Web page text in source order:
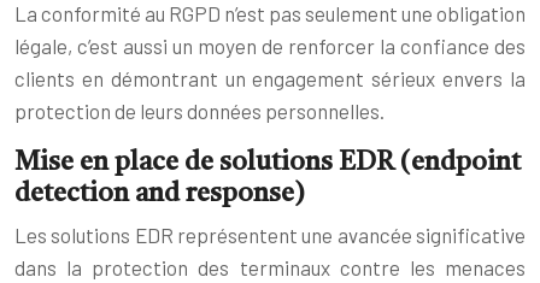
La conformité au RGPD n’est pas seulement une obligation
légale, c’est aussi un moyen de renforcer la confiance des
clients en démontrant un engagement sérieux envers la
protection de leurs données personnelles.
Mise en place de solutions EDR (endpoint
detection and response)
Les solutions EDR représentent une avancée significative
dans la protection des terminaux contre les menaces